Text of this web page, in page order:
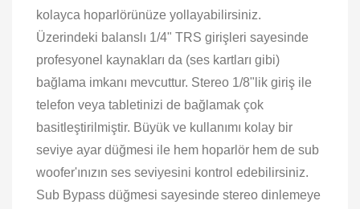
kolayca hoparlörünüze yollayabilirsiniz.
Üzerindeki balanslı 1/4" TRS girişleri sayesinde
profesyonel kaynakları da (ses kartları gibi)
bağlama imkanı mevcuttur. Stereo 1/8"lik giriş ile
telefon veya tabletinizi de bağlamak çok
basitleştirilmiştir. Büyük ve kullanımı kolay bir
seviye ayar düğmesi ile hem hoparlör hem de sub
woofer'ınızın ses seviyesini kontrol edebilirsiniz.
Sub Bypass düğmesi sayesinde stereo dinlemeye